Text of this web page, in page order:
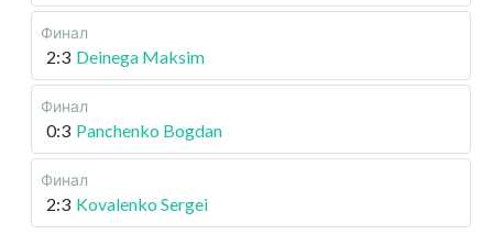
Финал
2:3 Deinega Maksim
Финал
0:3 Panchenko Bogdan
Финал
2:3 Kovalenko Sergei